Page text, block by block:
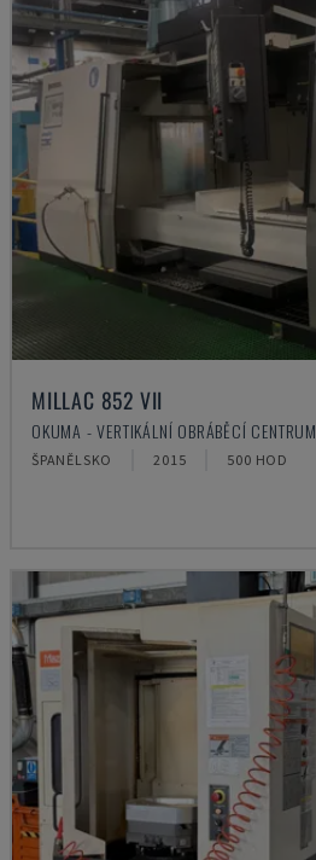
MILLAC 852 VII
OKUMA - VERTIKÁLNÍ OBRÁBĚCÍ CENTRUM
ŠPANĚLSKO 2015 500 HOD